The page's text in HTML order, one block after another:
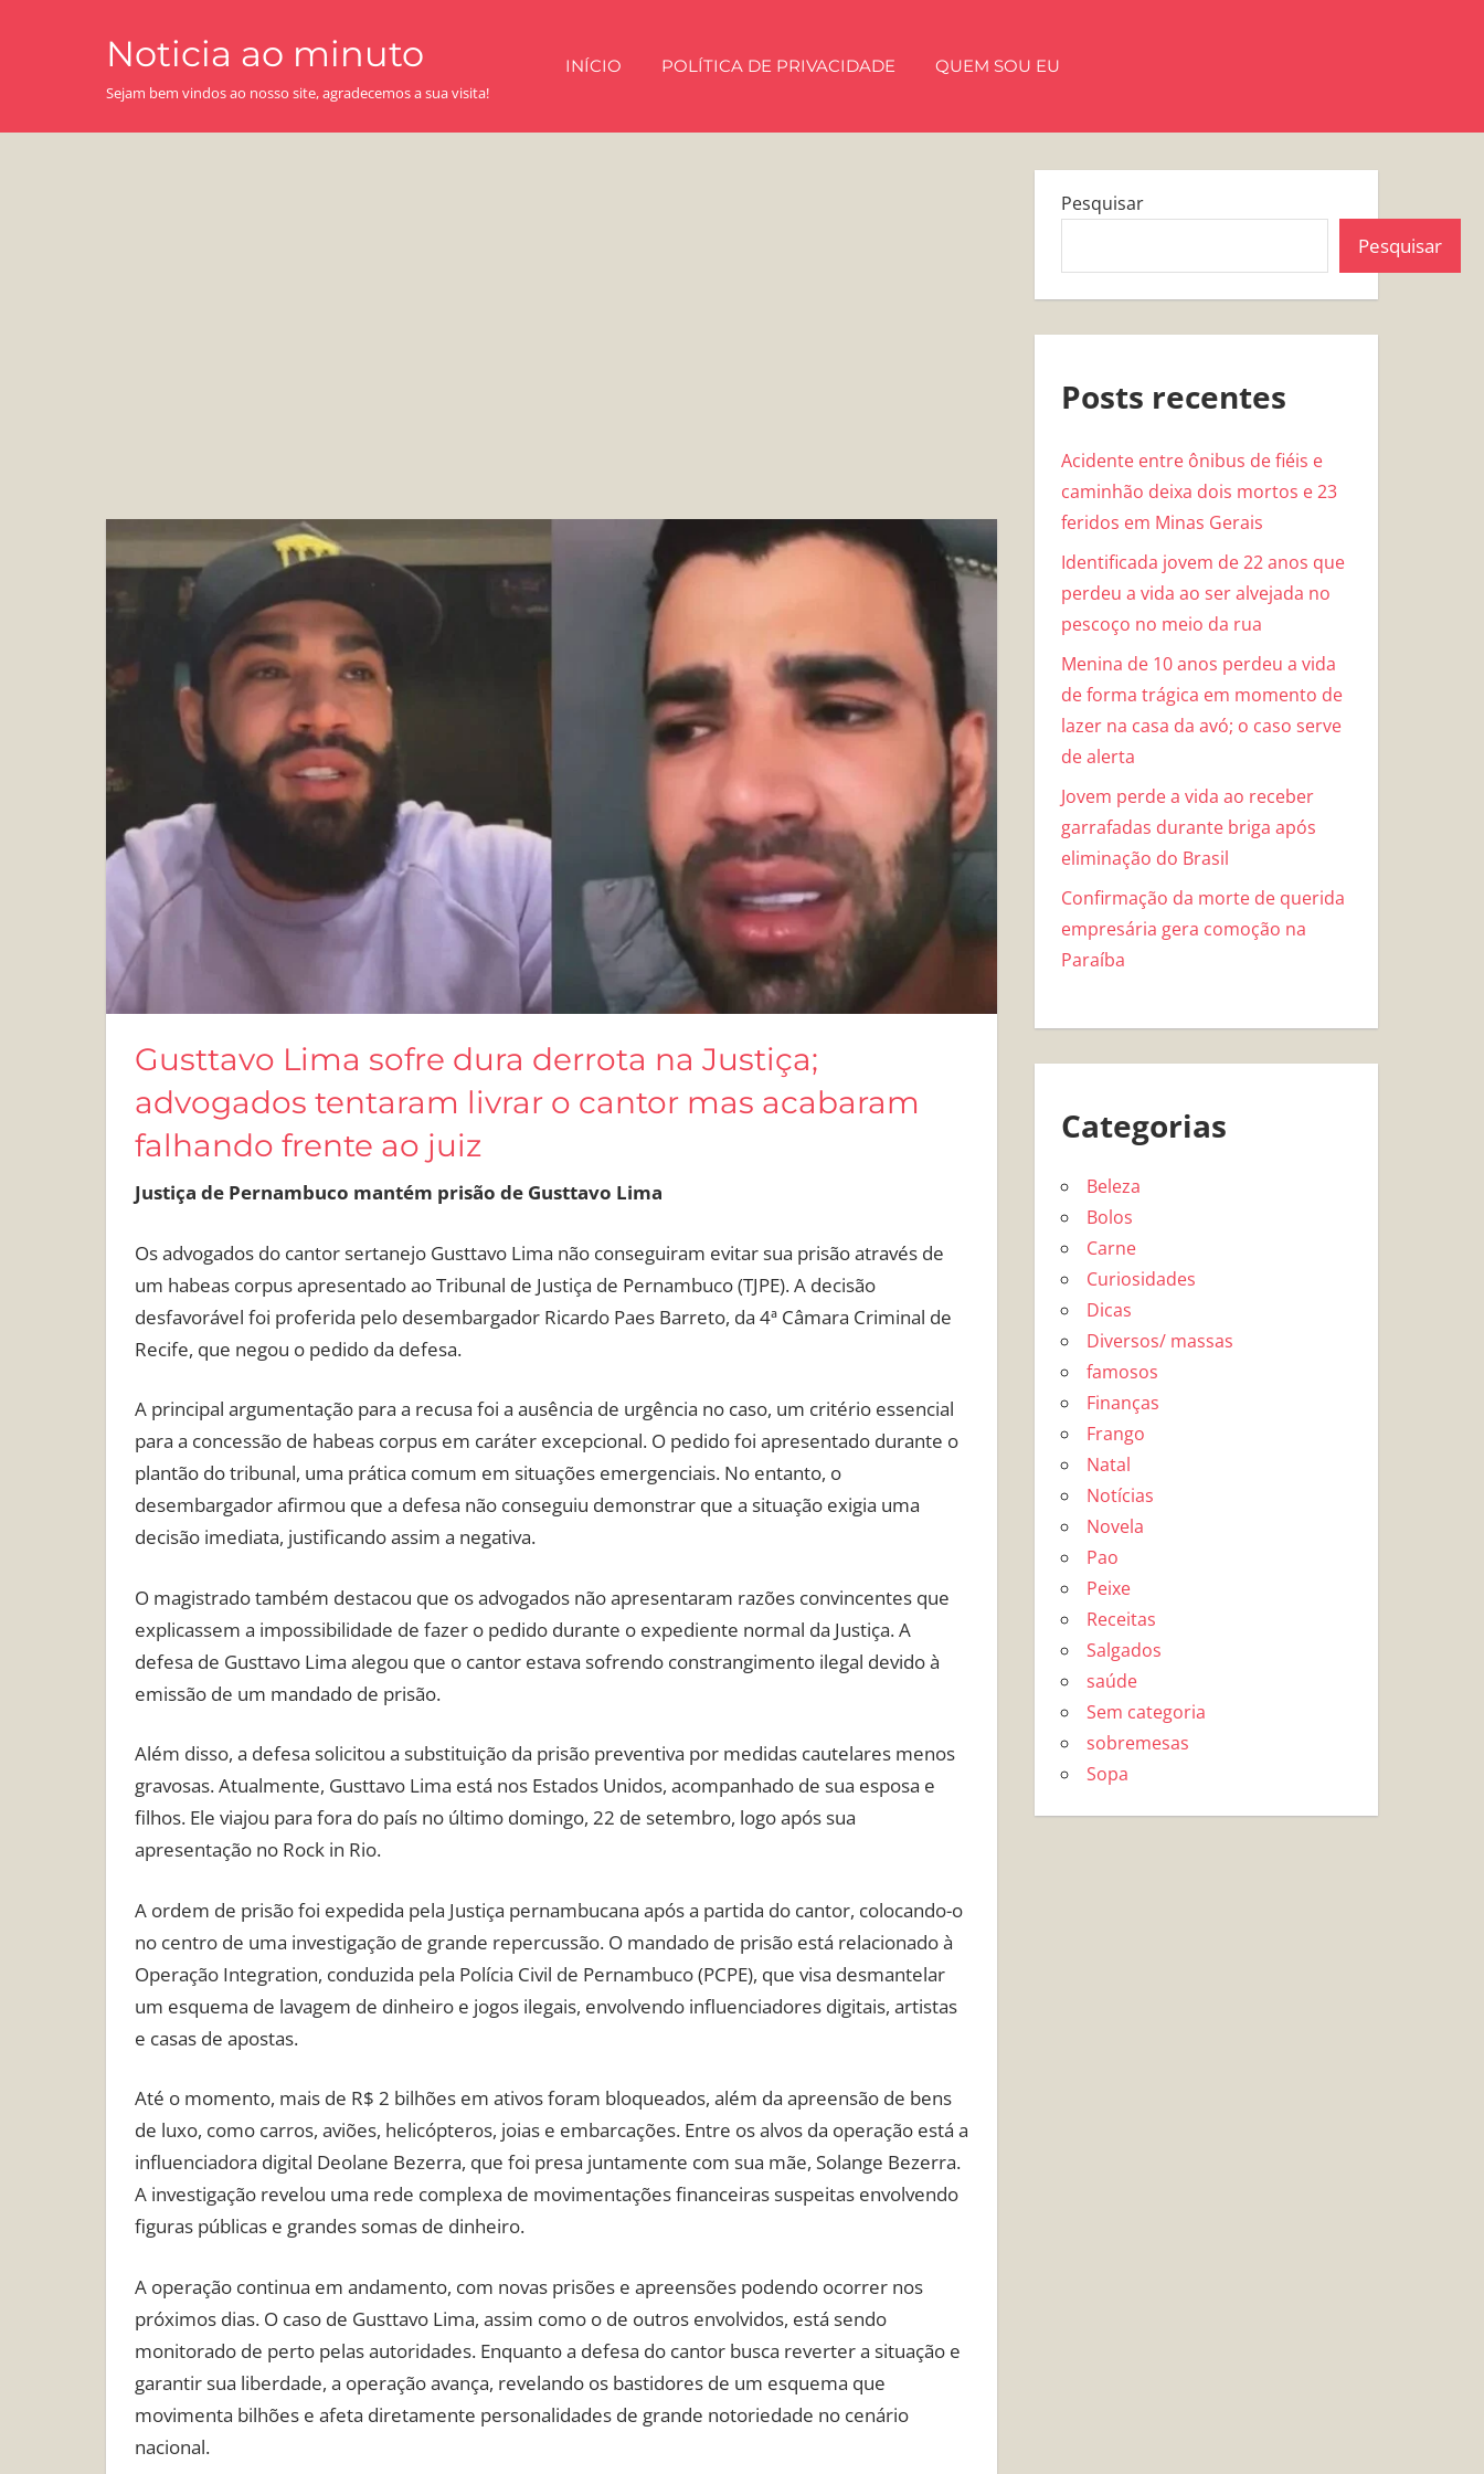
Noticia ao minuto
Sejam bem vindos ao nosso site, agradecemos a sua visita!
INÍCIO POLÍTICA DE PRIVACIDADE QUEM SOU EU
Gusttavo Lima sofre dura derrota na Justiça;
advogados tentaram livrar o cantor mas acabaram
falhando frente ao juiz
Justiça de Pernambuco mantém prisão de Gusttavo Lima
Os advogados do cantor sertanejo Gusttavo Lima não conseguiram evitar sua prisão através de
um habeas corpus apresentado ao Tribunal de Justiça de Pernambuco (TJPE). A decisão
desfavorável foi proferida pelo desembargador Ricardo Paes Barreto, da 4ª Câmara Criminal de
Recife, que negou o pedido da defesa.
A principal argumentação para a recusa foi a ausência de urgência no caso, um critério essencial
para a concessão de habeas corpus em caráter excepcional. O pedido foi apresentado durante o
plantão do tribunal, uma prática comum em situações emergenciais. No entanto, o
desembargador afirmou que a defesa não conseguiu demonstrar que a situação exigia uma
decisão imediata, justificando assim a negativa.
O magistrado também destacou que os advogados não apresentaram razões convincentes que
explicassem a impossibilidade de fazer o pedido durante o expediente normal da Justiça. A
defesa de Gusttavo Lima alegou que o cantor estava sofrendo constrangimento ilegal devido à
emissão de um mandado de prisão.
Além disso, a defesa solicitou a substituição da prisão preventiva por medidas cautelares menos
gravosas. Atualmente, Gusttavo Lima está nos Estados Unidos, acompanhado de sua esposa e
filhos. Ele viajou para fora do país no último domingo, 22 de setembro, logo após sua
apresentação no Rock in Rio.
A ordem de prisão foi expedida pela Justiça pernambucana após a partida do cantor, colocando-o
no centro de uma investigação de grande repercussão. O mandado de prisão está relacionado à
Operação Integration, conduzida pela Polícia Civil de Pernambuco (PCPE), que visa desmantelar
um esquema de lavagem de dinheiro e jogos ilegais, envolvendo influenciadores digitais, artistas
e casas de apostas.
Até o momento, mais de R$ 2 bilhões em ativos foram bloqueados, além da apreensão de bens
de luxo, como carros, aviões, helicópteros, joias e embarcações. Entre os alvos da operação está a
influenciadora digital Deolane Bezerra, que foi presa juntamente com sua mãe, Solange Bezerra.
A investigação revelou uma rede complexa de movimentações financeiras suspeitas envolvendo
figuras públicas e grandes somas de dinheiro.
A operação continua em andamento, com novas prisões e apreensões podendo ocorrer nos
próximos dias. O caso de Gusttavo Lima, assim como o de outros envolvidos, está sendo
monitorado de perto pelas autoridades. Enquanto a defesa do cantor busca reverter a situação e
garantir sua liberdade, a operação avança, revelando os bastidores de um esquema que
movimenta bilhões e afeta diretamente personalidades de grande notoriedade no cenário
nacional.
Pesquisar
Pesquisar
Posts recentes
Acidente entre ônibus de fiéis e
caminhão deixa dois mortos e 23
feridos em Minas Gerais
Identificada jovem de 22 anos que
perdeu a vida ao ser alvejada no
pescoço no meio da rua
Menina de 10 anos perdeu a vida
de forma trágica em momento de
lazer na casa da avó; o caso serve
de alerta
Jovem perde a vida ao receber
garrafadas durante briga após
eliminação do Brasil
Confirmação da morte de querida
empresária gera comoção na
Paraíba
Categorias
Beleza
Bolos
Carne
Curiosidades
Dicas
Diversos/ massas
famosos
Finanças
Frango
Natal
Notícias
Novela
Pao
Peixe
Receitas
Salgados
saúde
Sem categoria
sobremesas
Sopa